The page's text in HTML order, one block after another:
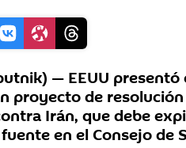
— EEUU
proyecto de
Irán, que debe
en el Consejo de